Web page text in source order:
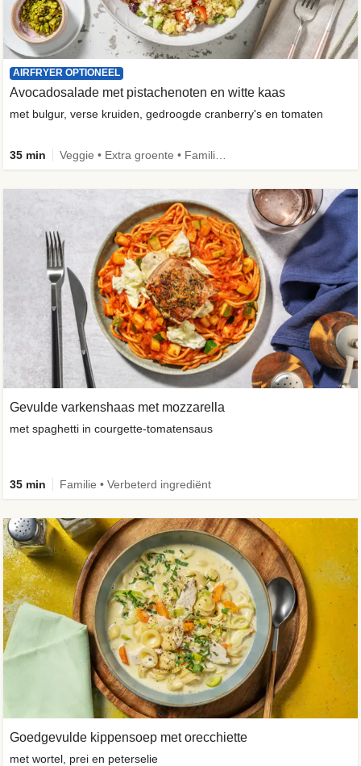
Gevulde varkenshaas met mozzarella
met spaghetti in courgette-tomatensaus
35 min Familie • Verbeterd ingrediënt
AIRFRYER OPTIONEEL
Avocadosalade met pistachenoten en witte kaas
met bulgur, verse kruiden, gedroogde cranberry's en tomaten
35 min
Goedgevulde kippensoep met orecchiette
met wortel, prei en peterselie